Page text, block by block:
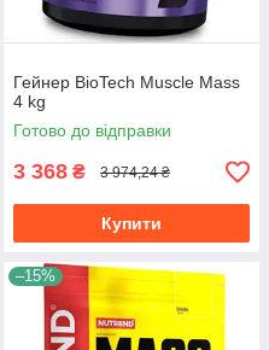
Гейнер BioTech Muscle Mass
4 kg
Готово до відправки
3 368 ₴ 3 974,24 ₴
Купити
–15%